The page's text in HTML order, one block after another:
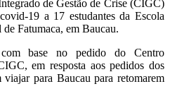
de Gestão de Crise (CIGC)
19 a 17 estudantes da Escola
Fatumaca, em Baucau.
base no pedido do Centro
em resposta aos pedidos dos
para Baucau para retomarem